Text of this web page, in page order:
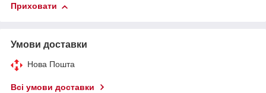
Приховати
Умови доставки
Нова Пошта
Всі умови доставки